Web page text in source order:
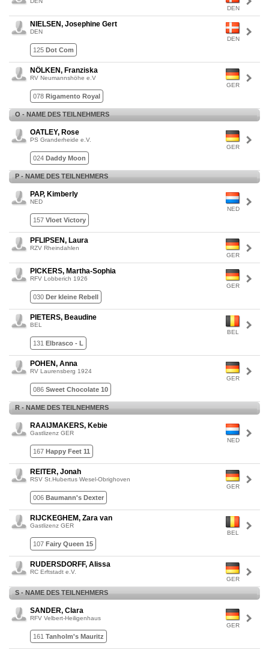
DEN
DEN
NIELSEN, Josephine Gert
DEN
125 Dot Com
GER
NÖLKEN, Franziska
RV Neumannshöhe e.V
078 Rigamento Royal
O - NAME DES TEILNEHMERS
GER
OATLEY, Rose
PS Granderheide e.V.
024 Daddy Moon
P - NAME DES TEILNEHMERS
NED
PAP, Kimberly
NED
157 Vloet Victory
GER
PFLIPSEN, Laura
RZV Rheindahlen
GER
PICKERS, Martha-Sophia
RFV Lobberich 1926
030 Der kleine Rebell
BEL
PIETERS, Beaudine
BEL
131 Elbrasco - L
GER
POHEN, Anna
RV Laurensberg 1924
086 Sweet Chocolate 10
R - NAME DES TEILNEHMERS
NED
RAAIJMAKERS, Kebie
Gastlizenz GER
167 Happy Feet 11
GER
REITER, Jonah
RSV St.Hubertus Wesel-Obrighoven
006 Baumann's Dexter
BEL
RIJCKEGHEM, Zara van
Gastlizenz GER
107 Fairy Queen 15
GER
RUDERSDORFF, Alissa
RC Erftstadt e.V.
S - NAME DES TEILNEHMERS
GER
SANDER, Clara
RFV Velbert-Heiligenhaus
161 Tanholm's Mauritz